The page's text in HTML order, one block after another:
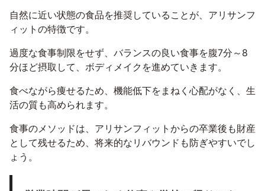
自然に近い状態の食品を推奨していることが、アリサンフ
ィットの特徴です。
過度な食事制限をせず、バランスの良い食事を腹7分～8
分ほど摂取して、ボディメイクを進めていきます。
食べながら痩せるため、機能低下をまねく心配がなく、生
活の質も高められます。
食事のメソッドは、アリサンフィットからの卒業後も財産
として残せるため、将来的なリバウンドも防ぎやすいでし
ょう。